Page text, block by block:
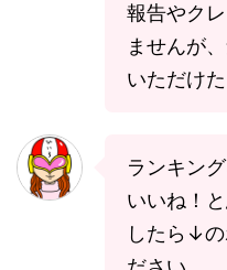
報告やク
ませんが
いただけ
ランキン
いいね！
したら↓の